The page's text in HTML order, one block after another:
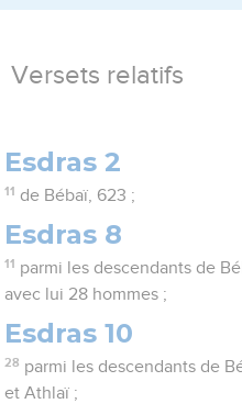
Versets relatifs
Esdras 2
11 de Bébaï, 623 ;
Esdras 8
11 parmi les descendants de
avec lui 28 hommes ;
Esdras 10
28 parmi les descendants de
et Athlaï ;